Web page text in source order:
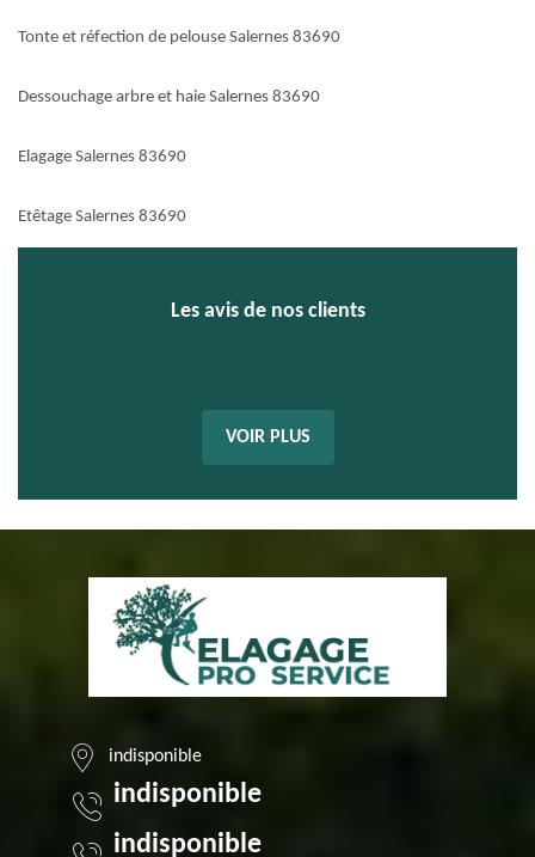
Tonte et réfection de pelouse Salernes 83690
Dessouchage arbre et haie Salernes 83690
Elagage Salernes 83690
Etêtage Salernes 83690
Les avis de nos clients
VOIR PLUS
indisponible
indisponible
indisponible